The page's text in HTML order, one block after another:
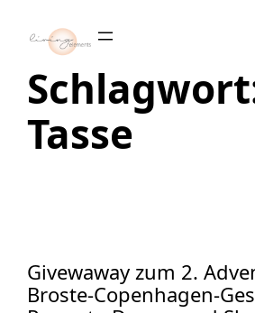
Inhalt
springen
Tasse
Givewaway zum 2.
Broste-Copenhagen-